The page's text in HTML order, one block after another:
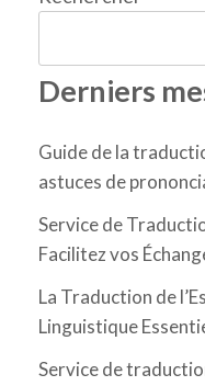
Derniers
Guide de la
astuces de
Service de
Facilitez vos
La Traduction de
Linguistique
Service de